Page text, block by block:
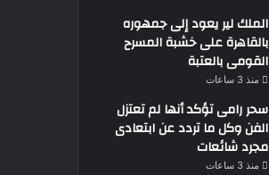
الملك لير يعود إلى جمهوره
بالقاهرة على خشبة المسرح
القومى بالعتبة
منذ 3 ساعات
سحر رامى تؤكد أنها لم تعتزل
الفن وكل ما تردد عن ابتعادى
مجرد شائعات
منذ 3 ساعات